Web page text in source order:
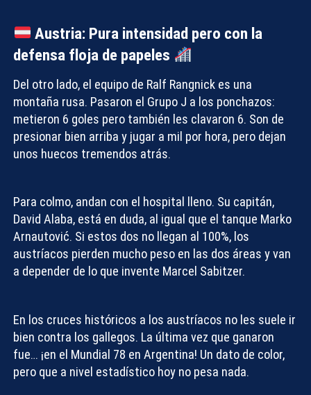
Austria: Pura intensidad pero con la
defensa floja de papeles
Del otro lado, el equipo de Ralf Rangnick es una
montaña rusa. Pasaron el Grupo J a los ponchazos:
metieron 6 goles pero también les clavaron 6. Son de
presionar bien arriba y jugar a mil por hora, pero dejan
unos huecos tremendos atrás.
Para colmo, andan con el hospital lleno. Su capitán,
David Alaba, está en duda, al igual que el tanque Marko
Arnautović. Si estos dos no llegan al 100%, los
austríacos pierden mucho peso en las dos áreas y van
a depender de lo que invente Marcel Sabitzer.
En los cruces históricos a los austríacos no les suele ir
bien contra los gallegos. La última vez que ganaron
fue… ¡en el Mundial 78 en Argentina! Un dato de color,
pero que a nivel estadístico hoy no pesa nada.